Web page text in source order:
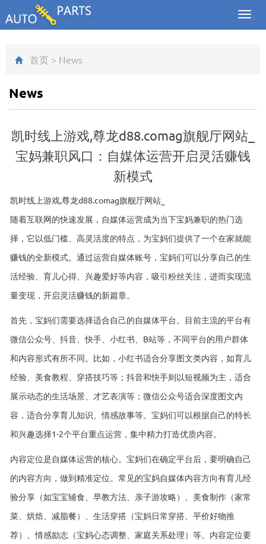
首页 > News
News
凯时线上游戏,尊龙d88.comag旗舰厅网站_
宝妈兼职风口：自媒体运营开启灵活赚钱
新模式
凯时线上游戏,尊龙d88.comag旗舰厅网站_
随着互联网的快速发展，自媒体运营成为当下宝妈兼职的热门选
择，它以低门槛、高灵活度的特点，为宝妈们提供了一个在家就能
赚钱的全新模式。通过运营自媒体账号，宝妈们可以分享自己的生
活经验、育儿心得、兴趣爱好等内容，吸引粉丝关注，进而实现流
量变现，开启灵活赚钱的新篇章。
首先，宝妈们需要选择适合自己的自媒体平台。目前主流的平台有
微信公众号、抖音、快手、小红书、B站等，不同平台的用户群体
和内容形式有所不同。比如，小红书适合分享图文类内容，如育儿
经验、美食教程、穿搭技巧等；抖音和快手则以短视频为主，适合
展示动态的生活场景、才艺表演等；微信公众号适合深度图文内
容，适合分享育儿知识、情感故事等。宝妈们可以根据自己的特长
和兴趣选择1-2个平台重点运营，集中精力打造优质内容。
内容定位是自媒体运营的核心。宝妈们在确定平台后，要明确自己
的内容方向，做到精准定位。常见的宝妈自媒体内容方向有育儿经
验分享（如宝宝辅食、早教方法、亲子游攻略）、美食制作（家常
菜、烘焙、减脂餐）、生活穿搭（宝妈日常穿搭、平价好物推
荐）、情感励志（宝妈心态调整、家庭关系处理）等。内容定位要